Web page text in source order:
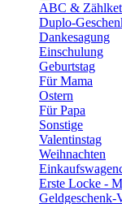
ABC &
Duplo-
Dankesagung
Einschulung
Geburtstag
Für Mama
Ostern
Für Papa
Sonstige
Valentinstag
Weihnachten
Erste Locke -
Geldgeschenk-